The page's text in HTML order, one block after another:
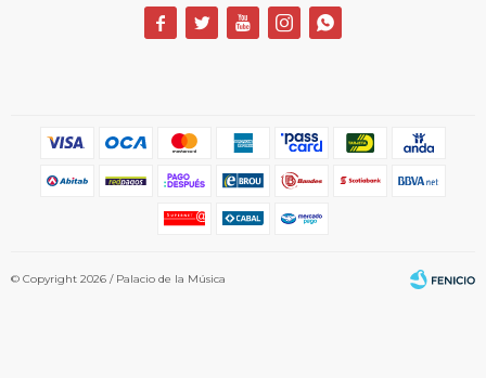
    
© Copyright 2026 / Palacio de la Música